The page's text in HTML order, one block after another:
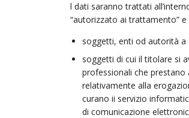
l dati saranno trattati
“autorizzato ai trattamento”
soggetti, enti od autorità a
soggetti di cui il titolare si
professionali che
relativamente alla
curano ii servizio
di comunicazione